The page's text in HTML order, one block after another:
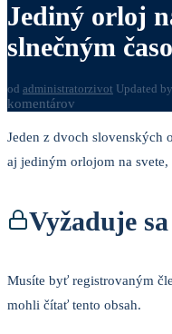
Jediný orloj
slnečným
od administratorzivot Updated by
komentárov
Jeden z dvoch slovenských
aj jediným orlojom na
Vyžaduje
Musíte byť registrovaným
mohli čítať tento obsah.